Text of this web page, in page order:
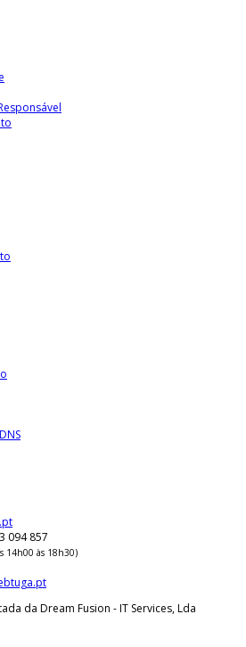
094 857
14h00 às 18h30)
da Dream Fusion - IT Services, Lda